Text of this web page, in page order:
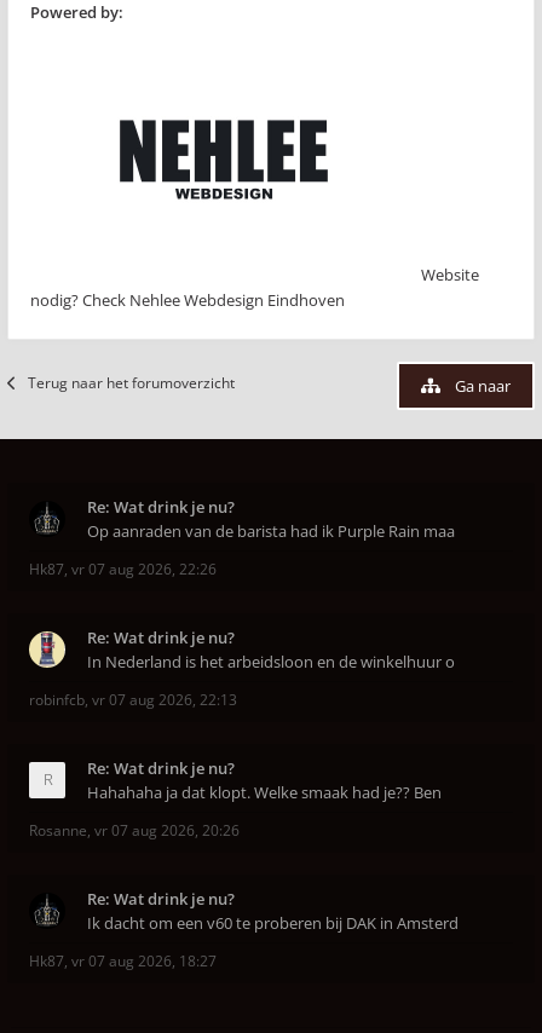
Powered by:
Website
nodig? Check Nehlee Webdesign Eindhoven
Terug naar het forumoverzicht Ga naar
Re: Wat drink je nu?
Op aanraden van de barista had ik Purple Rain maa
Hk87, vr 07 aug 2026, 22:26
Re: Wat drink je nu?
In Nederland is het arbeidsloon en de winkelhuur o
robinfcb, vr 07 aug 2026, 22:13
Re: Wat drink je nu?
Hahahaha ja dat klopt. Welke smaak had je?? Ben
Rosanne, vr 07 aug 2026, 20:26
Re: Wat drink je nu?
Ik dacht om een v60 te proberen bij DAK in Amsterd
Hk87, vr 07 aug 2026, 18:27